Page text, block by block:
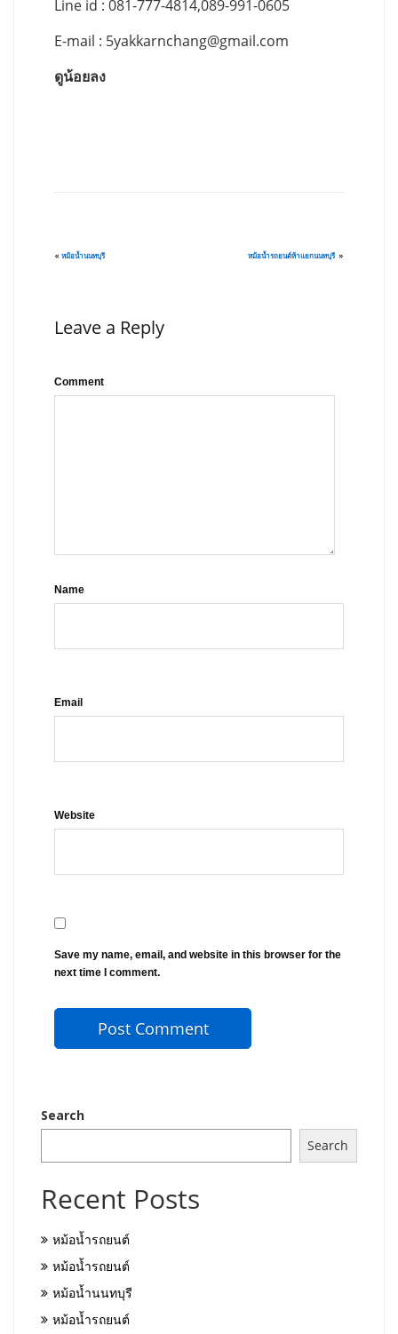
Line id : 081-777-4814,089-991-0605
E-mail : 5yakkarnchang@gmail.com
ดูน้อยลง
« หม้อน้ำนนทบุรี หม้อน้ำรถยนต์ห้าแยกนนทบุรี »
Leave a Reply
Comment
Name
Email
Website
Save my name, email, and website in this browser for the
next time I comment.
Search
Search
Recent Posts
หม้อน้ำรถยนต์
หม้อน้ำรถยนต์
หม้อน้ำนนทบุรี
หม้อน้ำรถยนต์